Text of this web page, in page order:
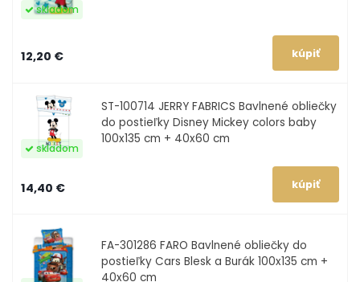
skladom
12,20 €
ST-100714 JERRY FABRICS Bavlnené obliečky
do postieľky Disney Mickey colors baby
100x135 cm + 40x60 cm
skladom
14,40 €
FA-301286 FARO Bavlnené obliečky do
postieľky Cars Blesk a Burák 100x135 cm +
40x60 cm